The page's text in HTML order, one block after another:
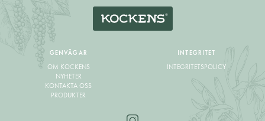
GENVÄGAR
OM KOCKENS
NYHETER
KONTAKTA OSS
PRODUKTER
INTEGRITET
INTEGRITETSPOLICY